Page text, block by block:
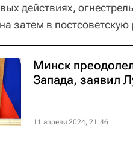
действиях,
затем в постсоветскую
Минск
Запада, заявил
11 апреля 2024, 21:46